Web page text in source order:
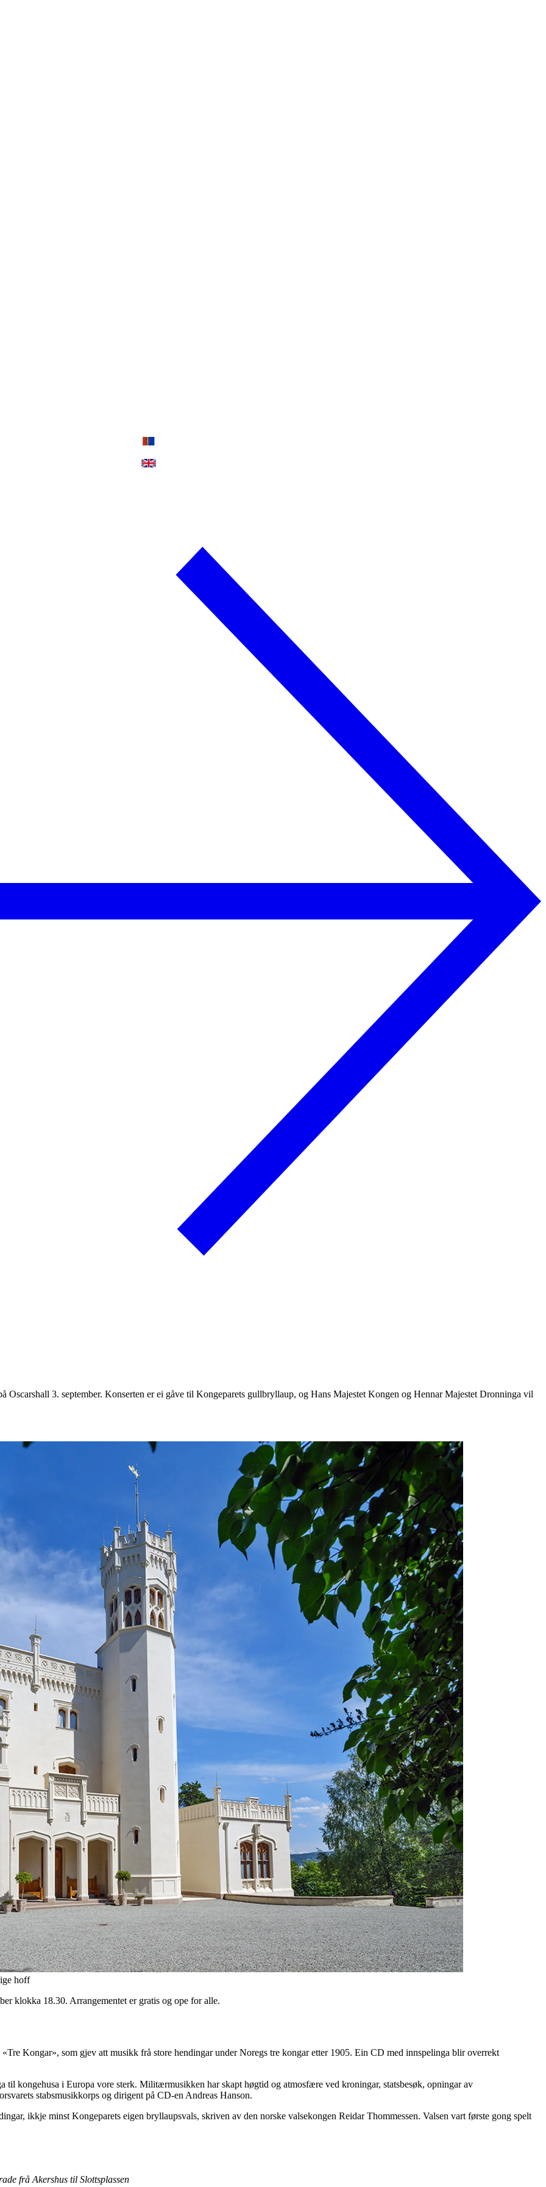
Oscarshall 3. september. Konserten er ei gåve til Kongeparets gullbryllaup, og Hans Majestet Kongen og Hennar Majestet Dronninga vil
hoff
klokka 18.30. Arrangementet er gratis og ope for alle.
Kongar», som gjev att musikk frå store hendingar under Noregs tre kongar etter 1905. Ein CD med innspelinga blir overrekt
kongehusa i Europa vore sterk. Militærmusikken har skapt høgtid og atmosfære ved kroningar, statsbesøk, opningar av
stabsmusikkorps og dirigent på CD-en Andreas Hanson.
ikkje minst Kongeparets eigen bryllaupsvals, skriven av den norske valsekongen Reidar Thommessen. Valsen vart første gong spelt
frå Akershus til Slottsplassen